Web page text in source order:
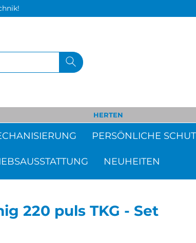
HERTEN
PERSÖNLICHE
NEUHEITEN
220 puls TKG - Set